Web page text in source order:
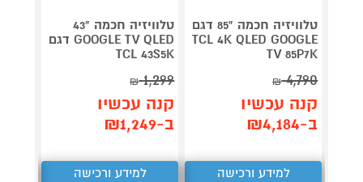
טלוויזיה חכמה "85 דגם
TCL 4K QLED GOOGLE
TV 85P7K
4,790
₪
קנה עכשיו
ב-₪4,184
למידע ורכישה
טלוויזיה חכמה "43
GOOGLE TV QLED דגם
TCL 43S5K
1,299
₪
קנה עכשיו
ב-₪1,249
למידע ורכישה